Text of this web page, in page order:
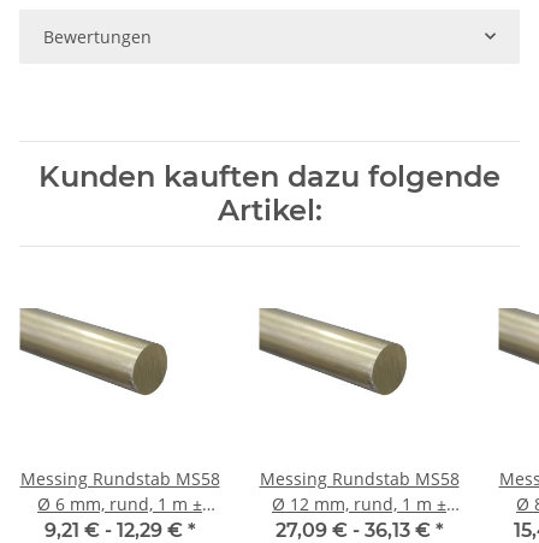
Bewertungen
Kunden kauften dazu folgende
Artikel:
Messing Rundstab MS58
Ø 6 mm, rund, 1 m ±
5mm
9,21 € - 12,29 € *
Messing Rundstab MS58
Ø 12 mm, rund, 1 m ±
5mm
27,09 € - 36,13 € *
Ø 8 mm, rund, 1 m ±